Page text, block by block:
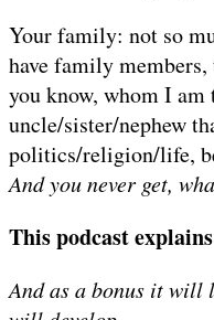
Your family: not so
have family
you know, whom I
uncle/sister/nephew
politics/religion/life,
And you never get,
This podcast
And as a bonus it will